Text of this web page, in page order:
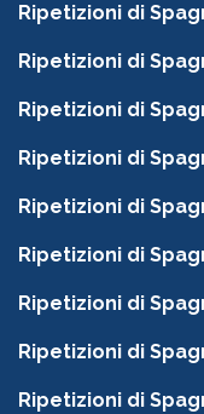
Ripetizioni di
Ripetizioni di
Ripetizioni di
Ripetizioni di
Ripetizioni di
Ripetizioni di
Ripetizioni di
Ripetizioni di
Ripetizioni di